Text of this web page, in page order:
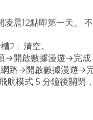
晨12點即第一天。
2」清空。
→開啟數據漫遊→完成
路→開啟數據漫遊→
模式 5 分鐘後關閉